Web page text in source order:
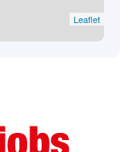
Leaflet